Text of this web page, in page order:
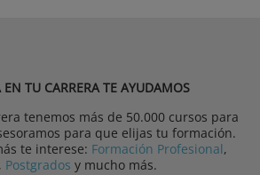
TU CARRERA TE AYUDAMOS
tenemos más de 50.000 cursos para
para que elijas tu formación.
te interese: Formación Profesional,
, Postgrados y mucho más.